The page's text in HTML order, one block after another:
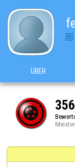
ÜBER
356
Meister